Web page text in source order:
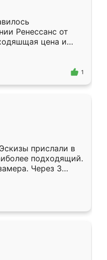
Ренессанс от
цена и
Приехавший
самый
1
прислали в
подходящий.
Через 3
Остались
Ренессанс
работу!